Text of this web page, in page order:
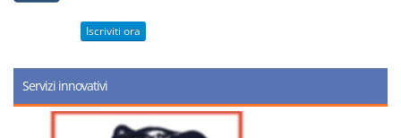
Iscriviti ora
Servizi innovativi